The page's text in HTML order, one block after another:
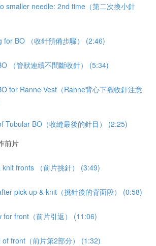
smaller needle: 2nd time（第二次換小針
for BO （收針預備步驟） (2:46)
（管狀連續不間斷收針） (5:34)
for Ranne Vest（Ranne背心下襬收針注意
Tubular BO（收縫最後的針目） (2:25)
前片
knit fronts （前片挑針） (3:49)
pick-up & knit（挑針後的背面段） (0:58)
for front（前片引返） (11:06)
of front（前片第2部分） (1:32)